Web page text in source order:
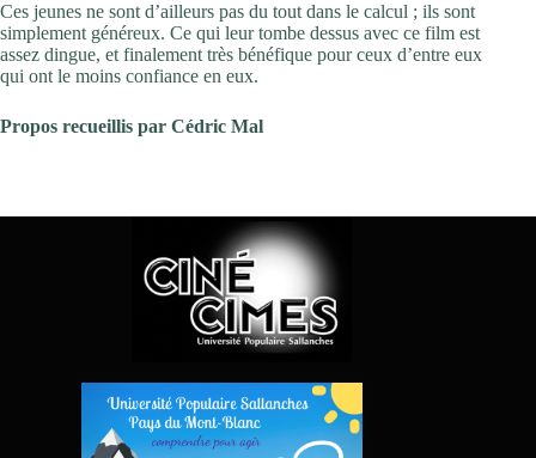
Ces jeunes ne sont d’ailleurs pas du tout dans le calcul ; ils sont
simplement généreux. Ce qui leur tombe dessus avec ce film est
assez dingue, et finalement très bénéfique pour ceux d’entre eux
qui ont le moins confiance en eux.
Propos recueillis par Cédric Mal